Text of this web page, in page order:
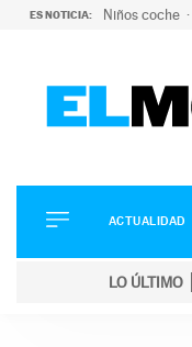
ES NOTICIA: Niños coche
ELÉCTRICOS
CONDUCIR
ACTUALIDAD
LO ÚLTIMO